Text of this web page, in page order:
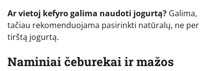
Ar vietoj kefyro galima naudoti jogurtą? Galima,
tačiau rekomenduojama pasirinkti natūralų, ne per
tirštą jogurtą.
Naminiai čeburekai ir mažos